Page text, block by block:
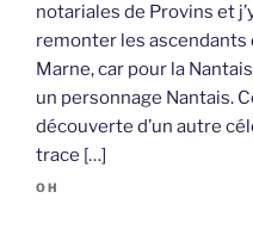
notariales de Provins et
remonter les ascendants
Marne, car pour la
un personnage Nantais.
découverte d’un autre
trace […]
OH